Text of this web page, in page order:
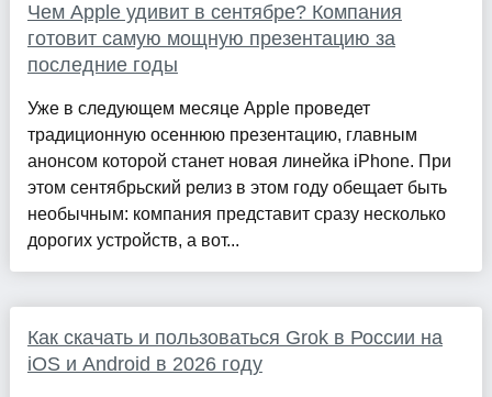
Чем Apple удивит в сентябре? Компания
готовит самую мощную презентацию за
последние годы
Уже в следующем месяце Apple проведет
традиционную осеннюю презентацию, главным
анонсом которой станет новая линейка iPhone. При
этом сентябрьский релиз в этом году обещает быть
необычным: компания представит сразу несколько
дорогих устройств, а вот...
Как скачать и пользоваться Grok в России на
iOS и Android в 2026 году